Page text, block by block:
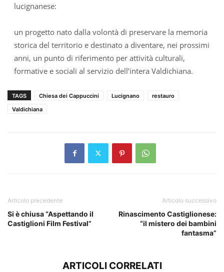
lucignanese:
un progetto nato dalla volontà di preservare la memoria
storica del territorio e destinato a diventare, nei prossimi
anni, un punto di riferimento per attività culturali,
formative e sociali al servizio dell’intera Valdichiana.
TAGS Chiesa dei Cappuccini Lucignano
restauro
Valdichiana
Articolo precedente
Si è chiusa “Aspettando il
Castiglioni Film Festival”
Articolo successivo
Rinascimento Castiglionese:
“il mistero dei bambini
fantasma”
ARTICOLI CORRELATI